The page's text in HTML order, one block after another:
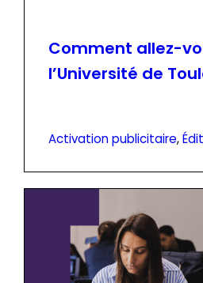
Comment allez-
l’Université de
Activation publicitaire,